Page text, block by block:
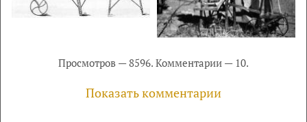
Просмотров — 8596. Комментарии — 10.
Показать комментарии